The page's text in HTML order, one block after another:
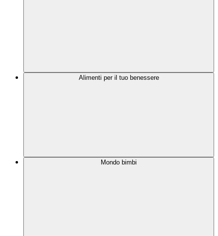
Alimenti per il tuo benessere
Mondo bimbi